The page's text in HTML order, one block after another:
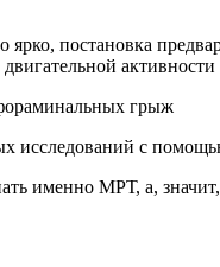
постановка
грыж
исследований с
именно МРТ, а,